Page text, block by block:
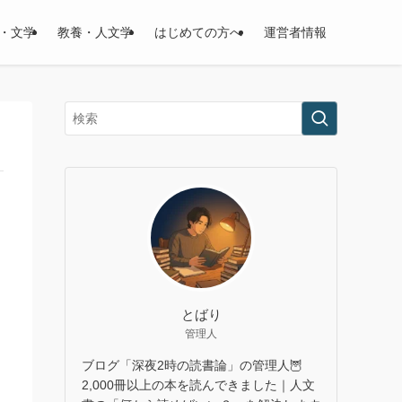
文学 教養・人文学 はじめての方へ 運営者情報
とばり
管理人
ブログ「深夜2時の読書論」の管理人🦉
2,000冊以上の本を読んできました｜人文